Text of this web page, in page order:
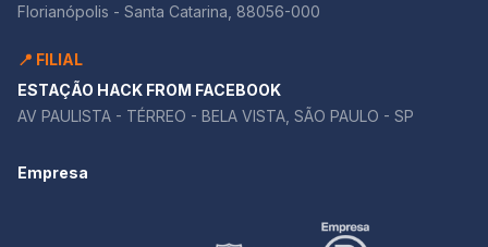
Florianópolis - Santa Catarina, 88056-000
📍 FILIAL
ESTAÇÃO HACK FROM FACEBOOK
AV PAULISTA - TÉRREO - BELA VISTA, SÃO PAULO - SP
Empresa